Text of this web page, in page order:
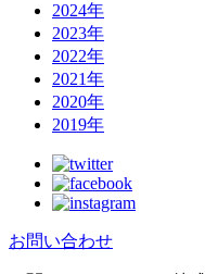
2024年
2023年
2022年
2021年
2020年
2019年
お問い合わせ